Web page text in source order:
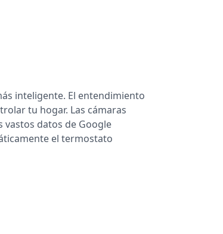
inteligente. El entendimiento
tu hogar. Las cámaras
vastos datos de Google
el termostato